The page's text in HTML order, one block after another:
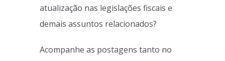
atualização nas legislações fiscais e
demais assuntos relacionados?
Acompanhe as postagens tanto no